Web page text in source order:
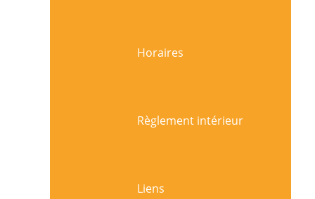
Horaires
Règlement intérieur
Liens